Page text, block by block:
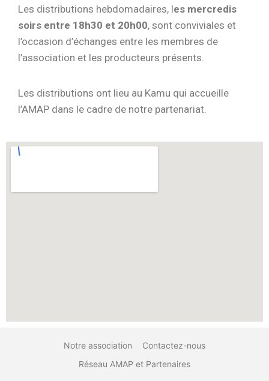
Les distributions hebdomadaires, les mercredis
soirs entre 18h30 et 20h00, sont conviviales et
l’occasion d’échanges entre les membres de
l’association et les producteurs présents.
Les distributions ont lieu au Kamu qui accueille
l’AMAP dans le cadre de notre partenariat.
Notre association
Contactez-nous
Réseau AMAP et Partenaires